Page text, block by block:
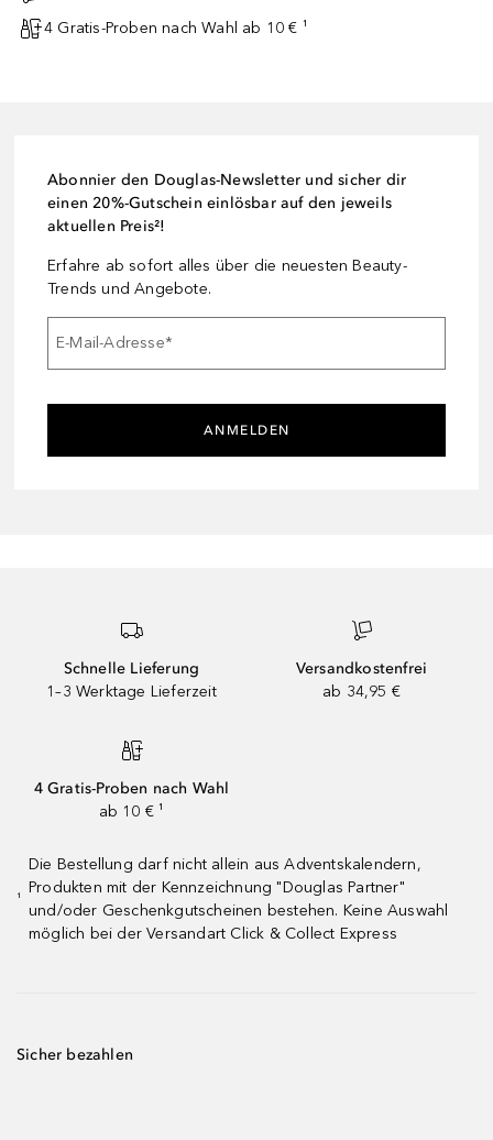
4 Gratis-Proben nach Wahl ab 10 € ¹
Abonnier den Douglas-Newsletter und sicher dir
einen 20%-Gutschein einlösbar auf den jeweils
aktuellen Preis²!
Erfahre ab sofort alles über die neuesten Beauty-
Trends und Angebote.
E-Mail-Adresse*
ANMELDEN
Schnelle Lieferung
1–3 Werktage Lieferzeit
Versandkostenfrei
ab 34,95 €
4 Gratis-Proben nach Wahl
ab 10 € ¹
¹
Die Bestellung darf nicht allein aus Adventskalendern,
Produkten mit der Kennzeichnung "Douglas Partner"
und/oder Geschenkgutscheinen bestehen. Keine Auswahl
möglich bei der Versandart Click & Collect Express
Sicher bezahlen